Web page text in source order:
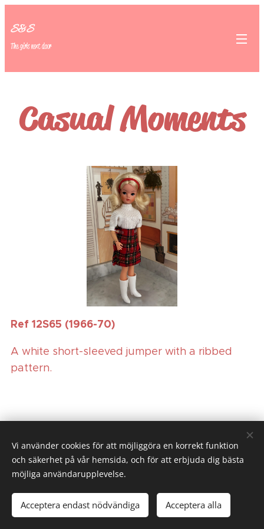
S&S
The girls next door
Casual Moments
Ref 12S65 (1966-70)
A white short-sleeved jumper with a ribbed
pattern.
Skapad medWebnode Cookies
Vi använder cookies för att möjliggöra en korrekt funktion
och säkerhet på vår hemsida, och för att erbjuda dig bästa
möjliga användarupplevelse.
Acceptera endast nödvändiga Acceptera alla